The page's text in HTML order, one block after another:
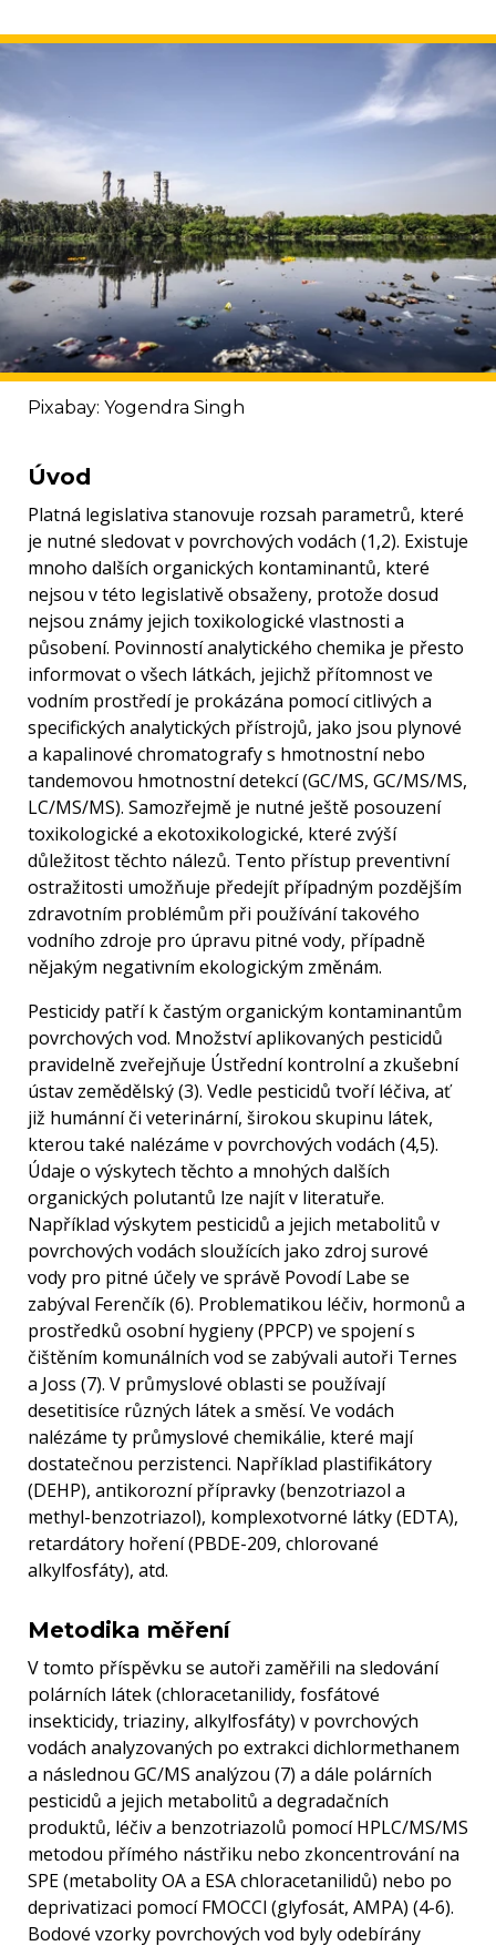
Pixabay: Yogendra Singh
Úvod
Platná legislativa stanovuje rozsah parametrů, které
je nutné sledovat v povrchových vodách (1,2). Existuje
mnoho dalších organických kontaminantů, které
nejsou v této legislativě obsaženy, protože dosud
nejsou známy jejich toxikologické vlastnosti a
působení. Povinností analytického chemika je přesto
informovat o všech látkách, jejichž přítomnost ve
vodním prostředí je prokázána pomocí citlivých a
specifických analytických přístrojů, jako jsou plynové
a kapalinové chromatografy s hmotnostní nebo
tandemovou hmotnostní detekcí (GC/MS, GC/MS/MS,
LC/MS/MS). Samozřejmě je nutné ještě posouzení
toxikologické a ekotoxikologické, které zvýší
důležitost těchto nálezů. Tento přístup preventivní
ostražitosti umožňuje předejít případným pozdějším
zdravotním problémům při používání takového
vodního zdroje pro úpravu pitné vody, případně
nějakým negativním ekologickým změnám.
Pesticidy patří k častým organickým kontaminantům
povrchových vod. Množství aplikovaných pesticidů
pravidelně zveřejňuje Ústřední kontrolní a zkušební
ústav zemědělský (3). Vedle pesticidů tvoří léčiva, ať
již humánní či veterinární, širokou skupinu látek,
kterou také nalézáme v povrchových vodách (4,5).
Údaje o výskytech těchto a mnohých dalších
organických polutantů lze najít v literatuře.
Například výskytem pesticidů a jejich metabolitů v
povrchových vodách sloužících jako zdroj surové
vody pro pitné účely ve správě Povodí Labe se
zabýval Ferenčík (6). Problematikou léčiv, hormonů a
prostředků osobní hygieny (PPCP) ve spojení s
čištěním komunálních vod se zabývali autoři Ternes
a Joss (7). V průmyslové oblasti se používají
desetitisíce různých látek a směsí. Ve vodách
nalézáme ty průmyslové chemikálie, které mají
dostatečnou perzistenci. Například plastifikátory
(DEHP), antikorozní přípravky (benzotriazol a
methyl-benzotriazol), komplexotvorné látky (EDTA),
retardátory hoření (PBDE-209, chlorované
alkylfosfáty), atd.
Metodika měření
V tomto příspěvku se autoři zaměřili na sledování
polárních látek (chloracetanilidy, fosfátové
insekticidy, triaziny, alkylfosfáty) v povrchových
vodách analyzovaných po extrakci dichlormethanem
a následnou GC/MS analýzou (7) a dále polárních
pesticidů a jejich metabolitů a degradačních
produktů, léčiv a benzotriazolů pomocí HPLC/MS/MS
metodou přímého nástřiku nebo zkoncentrování na
SPE (metabolity OA a ESA chloracetanilidů) nebo po
deprivatizaci pomocí FMOCCl (glyfosát, AMPA) (4-6).
Bodové vzorky povrchových vod byly odebírány